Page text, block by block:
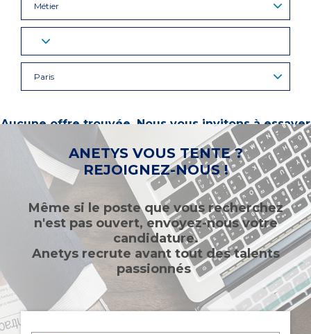
Métier
Paris
Aucune offre trouvée. Nous vous invitons à essayer
d’autres mots-clés ou à sélectionner un « métier ».
ANETYS VOUS TENTE ?
REJOIGNEZ-NOUS !
Même si le poste que vous recherchez
n'est pas ouvert, envoyez-nous votre
candidature.
Anetys recrute avant tout des talents
passionnés